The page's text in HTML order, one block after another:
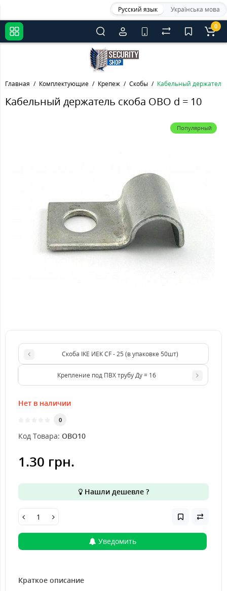
Русский язык Українська мова
0
Главная Комплектующие Крепеж Скобы Кабельный держатель
Кабельный держатель скоба OBO d = 10
Популярный
Скоба IKE ИЕК CF - 25 (в упаковке 50шт)
Крепление под ПВХ трубу Ду = 16
Нет в наличии
0
Код Товара: OBO10
1.30 грн.
Нашли дешевле ?
Уведомить
Краткое описание